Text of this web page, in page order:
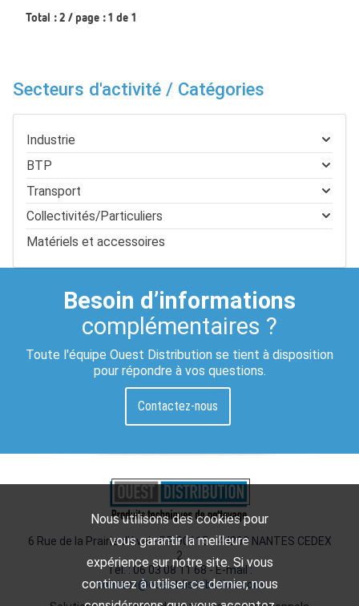
Total : 2 / page : 1 de 1
Secteurs d'activité / Catégories
Industrie
BTP
Transport
Collectivités/Particuliers
Matériels et accessoires
Besoin d’informations
complémentaires ?
Toute l'équipe Ouest Distribution se tient à disposition
pour répondre à vos questions.
Contactez-nous
6 Rue de la Prairie d'Aval - BP 90115 - 44200 NANTES CEDEX
2
Tél. : 06 03 08 11 68 - E-mail :
contact@ouestdistribution.com
Nous utilisons des cookies pour
vous garantir la meilleure
expérience sur notre site. Si vous
continuez à utiliser ce dernier, nous